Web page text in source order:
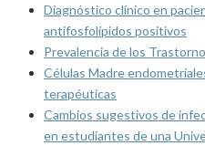
Diagnóstico clínico en
antifosfolípidos positivos
Prevalencia de los
Células Madre
terapéuticas
Cambios sugestivos de
en estudiantes de una